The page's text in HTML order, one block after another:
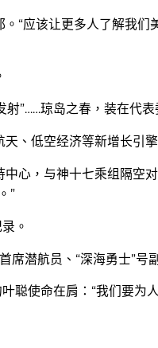
“应该让更多人了解我
”……琼岛之春，装在代
、低空经济等新增长引
心，与神十七乘组隔空
”
。
潜航员、“深海勇士”
聪使命在肩：“我们要